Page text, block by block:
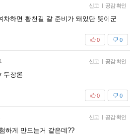
신고 | 공감 확인
차하면 황천길 갈 준비가 돼있단 뜻이군
0
0
신고 | 공감 확인
두창론
0
0
신고 | 공감 확인
하게 만드는거 같은데??